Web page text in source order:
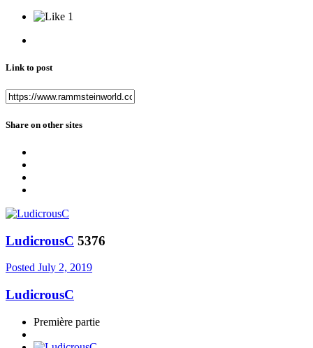
1
Link to post
Share on other sites
LudicrousC 5376
Posted July 2, 2019
LudicrousC
Première partie